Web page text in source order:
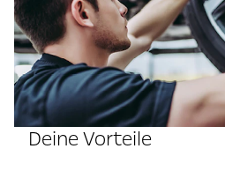
Deine Vorteile